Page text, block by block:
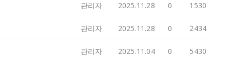
관리자 2025.11.28 0 1530
관리자 2025.11.28 0 2434
관리자 2025.11.04 0 5430